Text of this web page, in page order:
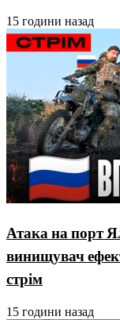
15 години назад
Атака на порт
винищувач
стрім
15 години назад